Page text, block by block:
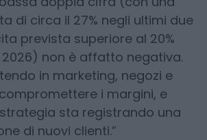
di circa il 27% negli ultimi due
prevista superiore al 20%
2026) non è affatto negativa.
in marketing, negozi e
i margini, e
sta registrando una
di nuovi clienti.”